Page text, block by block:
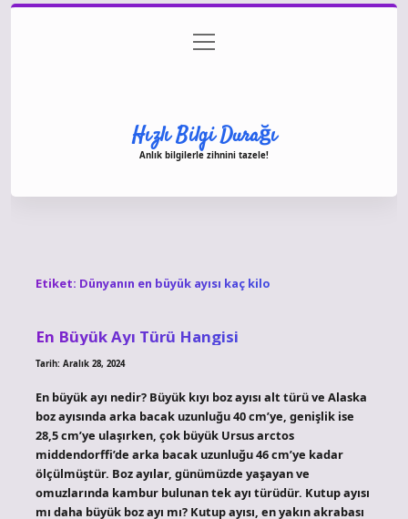
Gizlilik Politikası
menüyü
aç
Hızlı Bilgi Durağı
Anlık bilgilerle zihnini tazele!
Etiket: Dünyanın en büyük ayısı kaç kilo
En Büyük Ayı Türü Hangisi
Tarih: Aralık 28, 2024
En büyük ayı nedir? Büyük kıyı boz ayısı alt türü ve Alaska
boz ayısında arka bacak uzunluğu 40 cm’ye, genişlik ise
28,5 cm’ye ulaşırken, çok büyük Ursus arctos
middendorffi’de arka bacak uzunluğu 46 cm’ye kadar
ölçülmüştür. Boz ayılar, günümüzde yaşayan ve
omuzlarında kambur bulunan tek ayı türüdür. Kutup ayısı
mı daha büyük boz ayı mı? Kutup ayısı, en yakın akrabası